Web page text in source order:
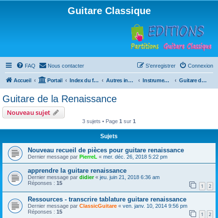
Guitare Classique
FAQ Nous contacter Connexion
S’enregistrer
Accueil Portail Index du forum Autres instruments à cordes pincées, ou styles Instruments anciens Guitare de la Renaissance
Guitare de la Renaissance
Nouveau sujet
3 sujets • Page 1 sur 1
Sujets
Nouveau recueil de pièces pour guitare renaissance
Dernier message par PierreL « mer. déc. 26, 2018 5:22 pm
apprendre la guitare renaissance
Dernier message par didier« jeu. juin 21, 2018 6:36 am
Réponses : 15 1 2
Ressources - transcrire tablature guitare renaissance
Dernier message par ClassicGuitare « ven. janv. 10, 2014 9:56 pm
Réponses : 15 1 2